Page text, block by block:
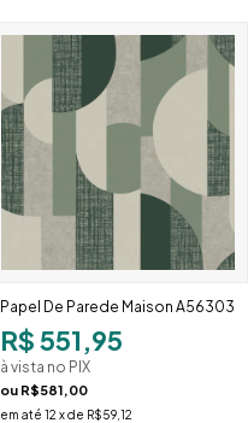
Papel De Parede Maison A56303
R$ 551,95
à vista no PIX
ou R$581,00
em até 12 x de R$59,12